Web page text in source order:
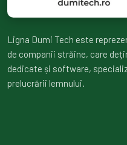
Ligna Dumi Tech este
de companii străine, care
dedicate și software,
prelucrării lemnului.